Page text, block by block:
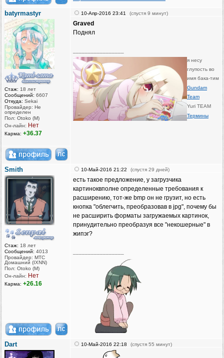
batyrmastyr
Стаж: 18 лет
Сообщений: 6607
Откуда: Sekai
Провайдер: Не
определен
Пол: Otoko (M)
Он-лайн: Нет
Карма: +36.37
10-Апр-2016 23:41 (спустя 9 минут)
Graved
Поднял
я несу
глупость во
имя бака-тим
Gundam
Team
Yuri TEAM
Термины
Smith
Стаж: 18 лет
Сообщений: 4013
Провайдер: МТС
Домашний (IXNN)
Пол: Otoko (M)
Он-лайн: Нет
Карма: +26.16
10-Май-2016 21:22 (спустя 29 дней)
есть такое предложение, у загрузчика
картиноквполне определенные требования к
расширению, тот-же bmp он не грузит, но есть
кнопка "облегчить, преобразовав в jpg", почему бы
не расширить форматы загружаемых картинок,
принудительно преобразуя все "некошерные" в
жипэг?
Dart 10-Май-2016 22:18 (спустя 55 минут)